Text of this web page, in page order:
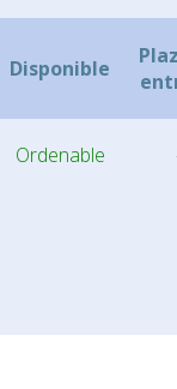
Disponible
Ordenable